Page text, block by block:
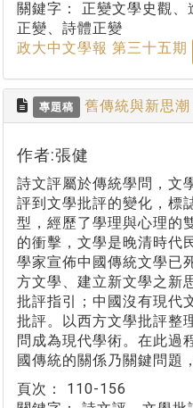
關鍵字： 正變文學史觀
正變、詩體正變
政大中文學報 第三十五期
專題稿 舊傳統與新思
作者:張健
詩文評屬於傳統學問，文
評到文學批評的變化，標
型，經歷了學理與心理的
的衝擊，文學是晚清時代
學家宣佈中國傳統文學已
方文學、建立新文學之新
批評指引；中國沒有現代
批評。以西方文學批評整
問成為現代學術。在此過
國傳統的關係乃關鍵問題
頁次： 110-156